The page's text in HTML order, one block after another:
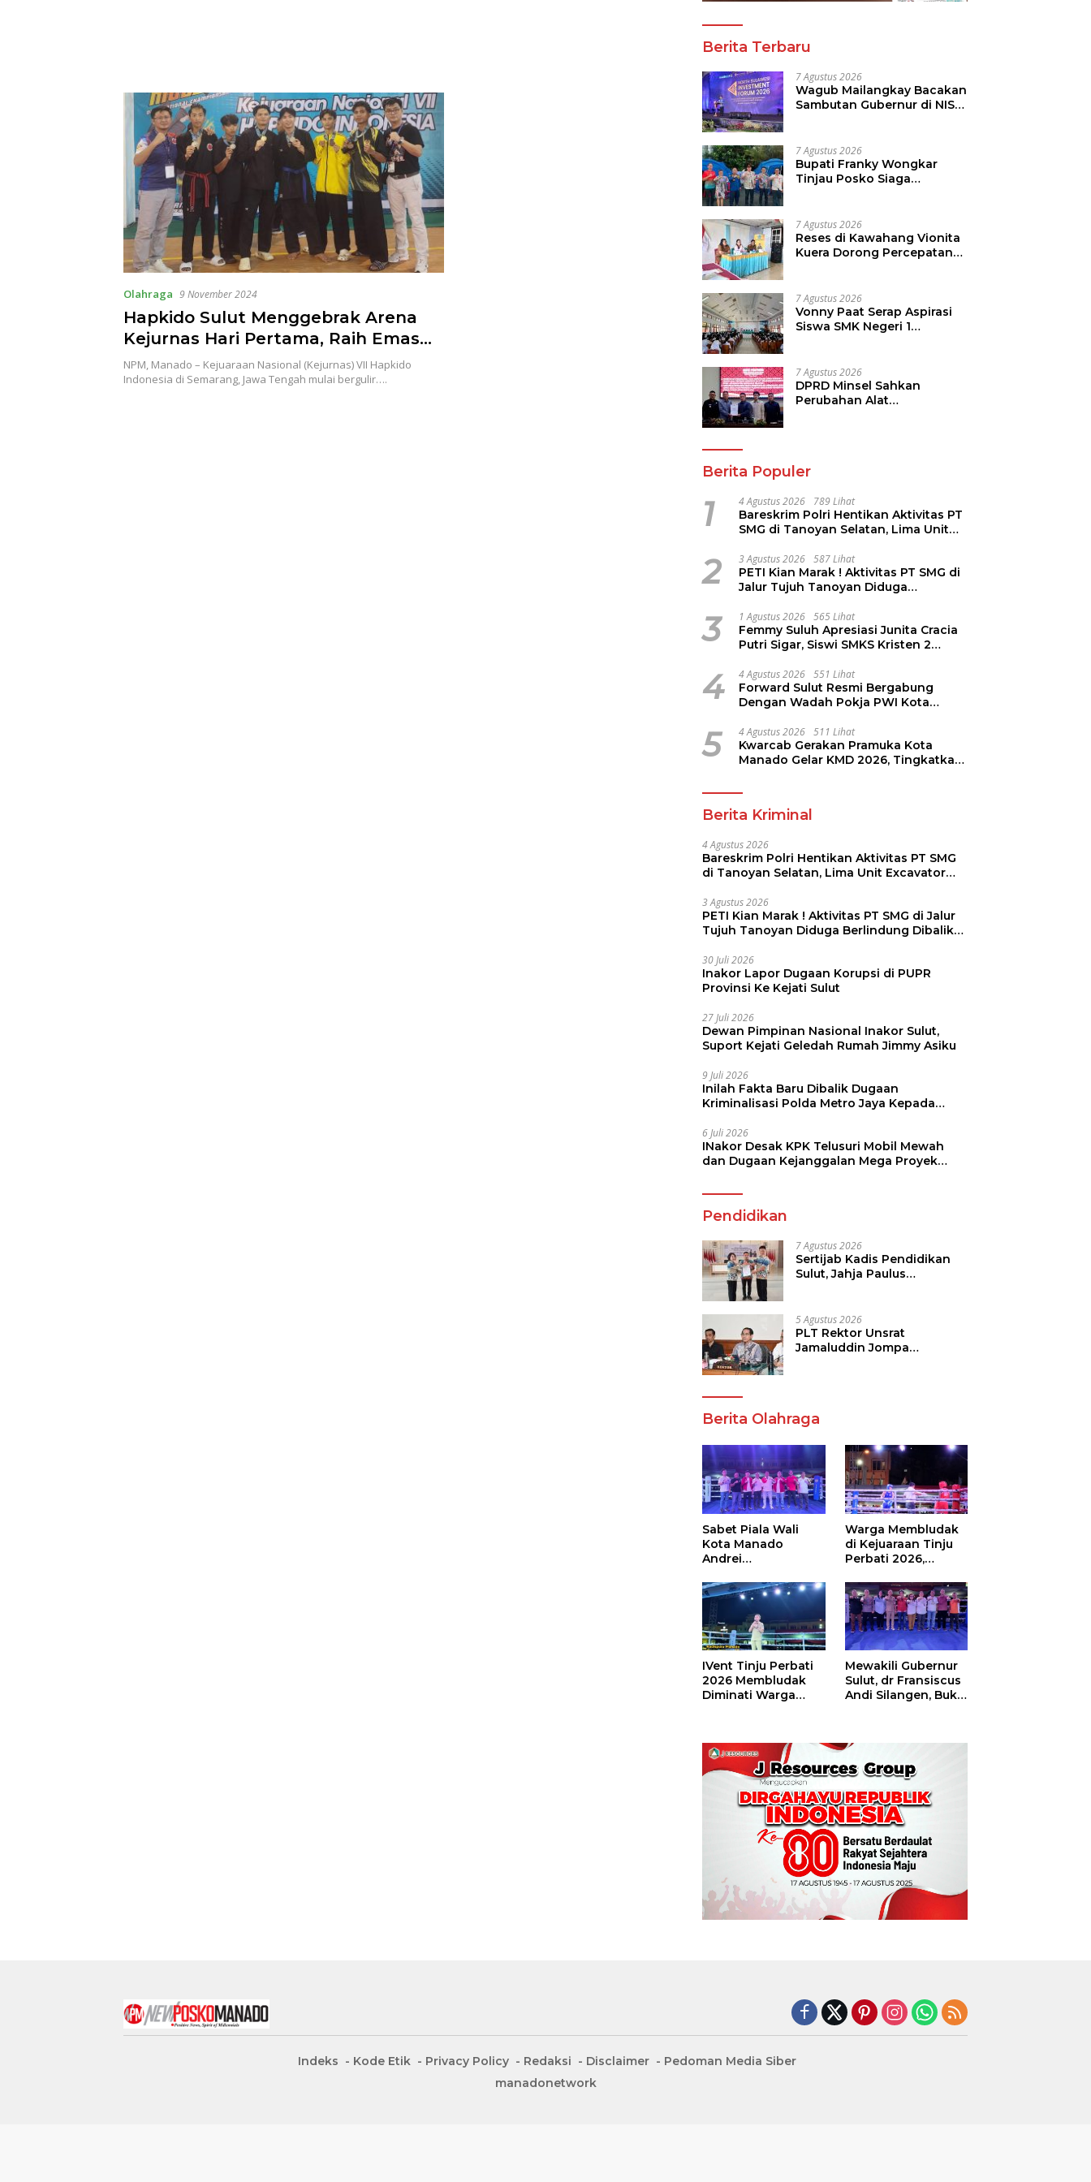
Olahraga 9 November 2024
Hapkido Sulut Menggebrak Arena
Kejurnas Hari Pertama, Raih Emas
Perak dan Perunggu
NPM, Manado – Kejuaraan Nasional (Kejurnas) VII Hapkido
Indonesia di Semarang, Jawa Tengah mulai bergulir….
Berita Terbaru
7 Agustus 2026
Wagub Mailangkay Bacakan
Sambutan Gubernur di NISF
Hilirisasi Kelapa ke Investor
7 Agustus 2026
Bupati Franky Wongkar
Tinjau Posko Siaga
Musim Kemarau
7 Agustus 2026
Reses di Kawahang Vionita
Kuera Dorong Percepatan
7 Agustus 2026
Vonny Paat Serap Aspirasi
Siswa SMK Negeri 1
7 Agustus 2026
DPRD Minsel Sahkan
Perubahan Alat
Berita Populer
1 4 Agustus 2026 789 Lihat
Bareskrim Polri Hentikan Aktivitas PT
SMG di Tanoyan Selatan, Lima Unit
2 3 Agustus 2026 587 Lihat
PETI Kian Marak ! Aktivitas PT SMG di
Jalur Tujuh Tanoyan Diduga
3 1 Agustus 2026 565 Lihat
Femmy Suluh Apresiasi Junita Cracia
Putri Sigar, Siswi SMKS Kristen 2
Dikmen Nasional 2026
4 4 Agustus 2026 551 Lihat
Forward Sulut Resmi Bergabung
Dengan Wadah Pokja PWI Kota
5 4 Agustus 2026 511 Lihat
Kwarcab Gerakan Pramuka Kota
Manado Gelar KMD 2026, Tingkatkan
Pramuka
Berita Kriminal
4 Agustus 2026
Bareskrim Polri Hentikan Aktivitas PT SMG
di Tanoyan Selatan, Lima Unit Excavator
3 Agustus 2026
PETI Kian Marak ! Aktivitas PT SMG di Jalur
Tujuh Tanoyan Diduga Berlindung Dibalik
30 Juli 2026
Inakor Lapor Dugaan Korupsi di PUPR
Provinsi Ke Kejati Sulut
27 Juli 2026
Dewan Pimpinan Nasional Inakor Sulut,
Suport Kejati Geledah Rumah Jimmy Asiku
9 Juli 2026
Inilah Fakta Baru Dibalik Dugaan
Kriminalisasi Polda Metro Jaya Kepada
6 Juli 2026
INakor Desak KPK Telusuri Mobil Mewah
dan Dugaan Kejanggalan Mega Proyek
Pendidikan
7 Agustus 2026
Sertijab Kadis Pendidikan
Sulut, Jahja Paulus
Pendidikan
5 Agustus 2026
PLT Rektor Unsrat
Jamaluddin Jompa
Berita Olahraga
Sabet Piala Wali
Kota Manado
Andrei
Boxing Camp Juara
Umum Tinju Perbati
2026
Warga Membludak
di Kejuaraan Tinju
Perbati 2026,
Piala Wali Kota
IVent Tinju Perbati
2026 Membludak
Diminati Warga
Mewakili Gubernur
Sulut, dr Fransiscus
Andi Silangen, Buka
Piala Wali Kota
Manado
Indeks Kode Etik Privacy Policy Redaksi Disclaimer
Pedoman Media Siber
manadonetwork